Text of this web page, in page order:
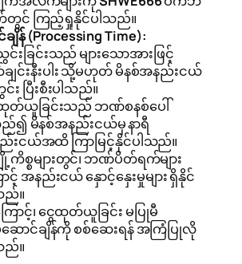
င် ကြည့်ရှုနိုင်ပါသည်။
န် (Processing Time):
းခြင်းသည် များသောအားဖြင့်
ချင်းနီးပါး သို့မဟုတ် မိနစ်အနည်းငယ်
း ပြီးစီးပါသည်။
တ်ယူခြင်းသည် ဘဏ်စနစ်ပေါ်
၍ မိနစ်အနည်းငယ်မှ နာရီ
းငယ်အထိ ကြာမြင့်နိုင်ပါသည်။
ကိစ္စများတွင်၊ ဘဏ်ပိတ်ရက်များ
င့် အနည်းငယ် နှောင့်နှေးမှုများ ရှိနိုင်
ည်။
ောင့်၊ ငွေထုတ်ယူခြင်း မပြုမီ
ောင်ချိန်ကို စစ်ဆေးရန် အကြံပြုလို
ည်။